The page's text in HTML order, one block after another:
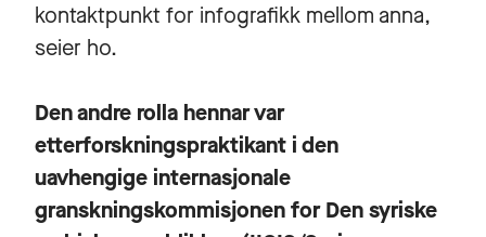
kontaktpunkt for infografikk mellom anna,
seier ho.
Den andre rolla hennar var
etterforskningspraktikant i den
uavhengige internasjonale
granskningskommisjonen for Den syriske